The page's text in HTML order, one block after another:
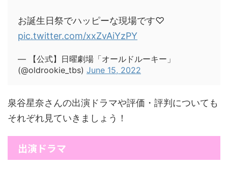
お誕生日祭でハッピーな現場です♡
pic.twitter.com/xxZvAiYzPY
— 【公式】日曜劇場「オールドルーキー」
(@oldrookie_tbs) June 15, 2022
泉谷星奈さんの出演ドラマや評価・評判についても
それぞれ見ていきましょう！
出演ドラマ